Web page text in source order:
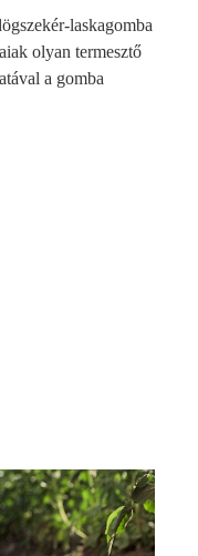
laskagomba
olyan termesztő
a gomba